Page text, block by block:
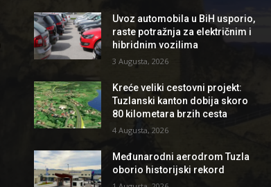
Uvoz automobila u BiH usporio,
raste potražnja za električnim i
hibridnim vozilima
3 Augusta, 2026
Kreće veliki cestovni projekt:
Tuzlanski kanton dobija skoro
80 kilometara brzih cesta
4 Augusta, 2026
Međunarodni aerodrom Tuzla
oborio historijski rekord